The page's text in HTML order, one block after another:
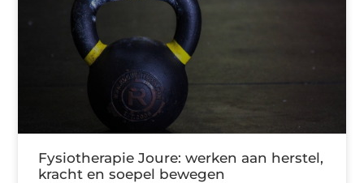
Fysiotherapie Joure: werken aan herstel,
kracht en soepel bewegen